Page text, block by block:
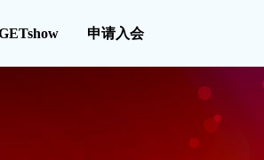
申请入会